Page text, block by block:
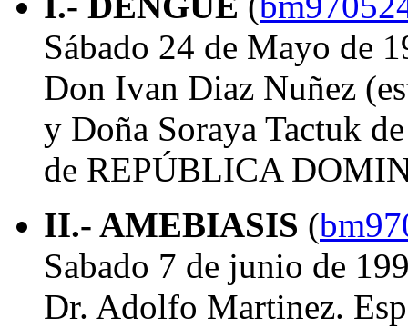
Sábado 24 de Mayo de
Don Ivan Diaz Nuñez
y Doña Soraya Tactuk
de REPÚBLICA
II.- AMEBIASIS (
Sabado 7 de junio de
Dr. Adolfo Martinez.